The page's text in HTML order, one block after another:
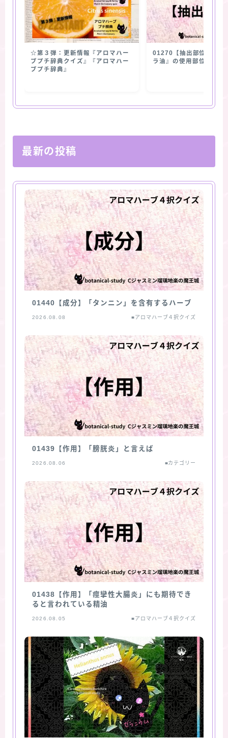
☆第３弾：更新情報『アロマハー
ブプチ辞典クイズ』『アロマハー
ブプチ辞典』
01270【抽出部位】『カ
ラ油』の使用部位
最新の投稿
01440【成分】「タンニン」を含有するハーブ
2026.08.08 ■アロマハーブ４択クイズ
01439【作用】「膀胱炎」と言えば
2026.08.06 ■カテゴリー
01438【作用】「痙攣性大腸炎」にも期待でき
ると言われている精油
2026.08.05 ■アロマハーブ４択クイズ